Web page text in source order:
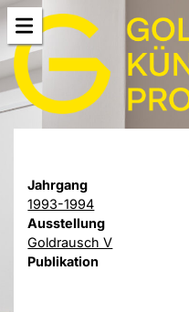
Jahrgang
1993-1994
Ausstellung
Goldrausch V
Publikation